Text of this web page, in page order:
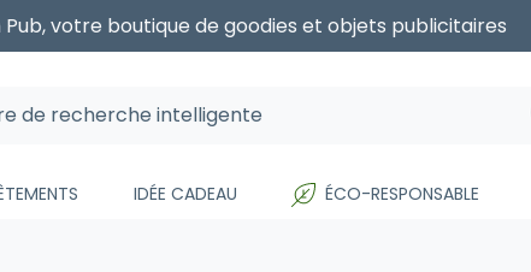
Pub, votre boutique de goodies et objets publicitaires
IDÉE CADEAU ÉCO-RESPONSABLE